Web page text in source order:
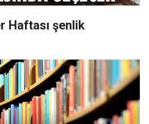
Haftası şenlik